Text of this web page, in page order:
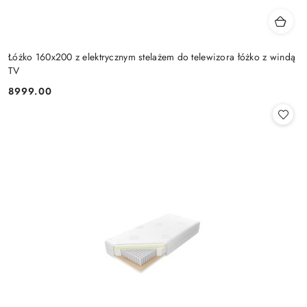
Łóżko 160x200 z elektrycznym stelażem do telewizora łóżko z windą
TV
Cena:
8999.00